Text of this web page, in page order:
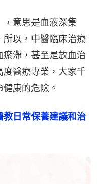
意思是血液深集
所以，中醫臨床治療
滯，甚至是放血治
醫療專業，大家千
康的危險。
日常保養建議和治